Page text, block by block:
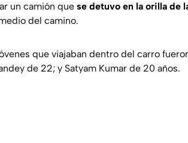
un camión que se detuvo en la orilla de
del camino.
que viajaban dentro del carro
de 22; y Satyam Kumar de 20 años.